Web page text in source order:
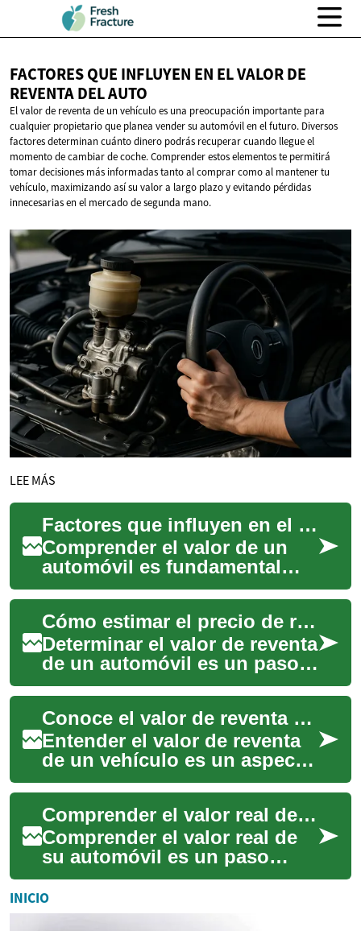
FACTORES QUE INFLUYEN EN EL VALOR DE
REVENTADEL AUTO
El valor de reventa de un vehículo es una preocupación importante para
cualquier propietario que planea vender su automóvil en el futuro. Diversos
factores determinan cuánto dinero podrás recuperar cuando llegue el
momento de cambiar de coche. Comprender estos elementos te permitirá
tomar decisiones más informadas tanto al comprar como al mantener tu
vehículo, maximizando así su valor a largo plazo y evitando pérdidas
innecesarias en el mercado de segunda mano.
LEE MÁS
Factores que influyen en el valor de su coche
Comprender el valor de un
automóvil es fundamental
tanto para los propietarios
que consideran venderlo
como para aque...
Cómo estimar el precio de reventa de tu automóvil.
Determinar el valor de reventa
de un automóvil es un paso
fundamental para cualquier
propietario que contemple
vender...
Conoce el valor de reventa de tu coche
Entender el valor de reventa
de un vehículo es un aspecto
fundamental para cualquier
propietario. Ya sea que estés
co...
Comprender el valor real de tu automóvil
Comprender el valor real de
su automóvil es un paso
fundamental, ya sea que esté
planeando venderlo, comprar
un segur...
INICIO